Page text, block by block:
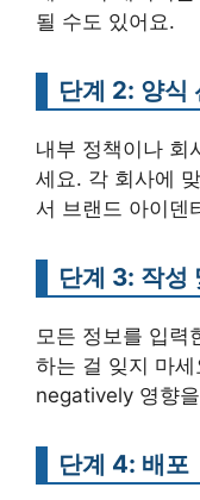
될 수도 있어요.
단계 2: 양식
내부 정책이나 회
세요. 각 회사에
서 브랜드 아이덴
단계 3: 작성
모든 정보를 입력
하는 걸 잊지 마
negatively 영향
단계 4: 배포